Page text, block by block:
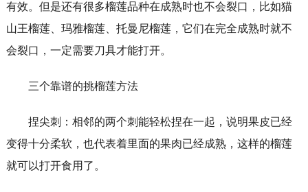
有效。但是还有很多榴莲品种在成熟时也不会裂口，比如猫
山王榴莲、玛雅榴莲、托曼尼榴莲，它们在完全成熟时就不
会裂口，一定需要刀具才能打开。
三个靠谱的挑榴莲方法
捏尖刺：相邻的两个刺能轻松捏在一起，说明果皮已经
变得十分柔软，也代表着里面的果肉已经成熟，这样的榴莲
就可以打开食用了。